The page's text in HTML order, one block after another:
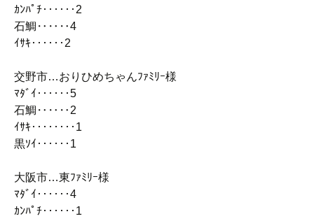
ｶﾝﾊﾟﾁ‥‥‥2
石鯛‥‥‥4
ｲｻｷ‥‥‥2
交野市…おりひめちゃんﾌｧﾐﾘｰ様
ﾏﾀﾞｲ‥‥‥5
石鯛‥‥‥2
ｲｻｷ‥‥‥‥1
黒ｿｲ‥‥‥1
大阪市…東ﾌｧﾐﾘｰ様
ﾏﾀﾞｲ‥‥‥4
ｶﾝﾊﾟﾁ‥‥‥1